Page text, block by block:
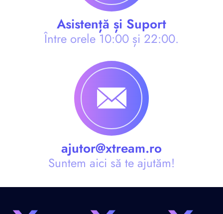
Asistență și Suport
Între orele 10:00 și 22:00.
ajutor@xtream.ro
Suntem aici să te ajutăm!